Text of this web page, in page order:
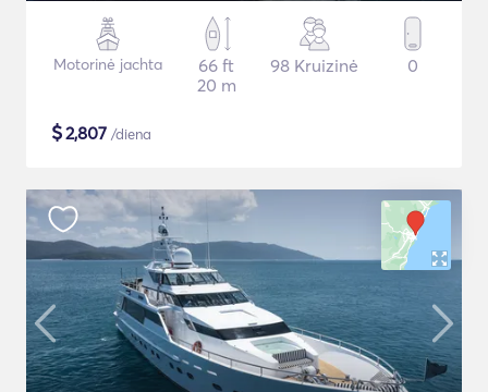
Motorinė jachta
66 ft
20 m
98 Kruizinė 0
$2,807 /diena